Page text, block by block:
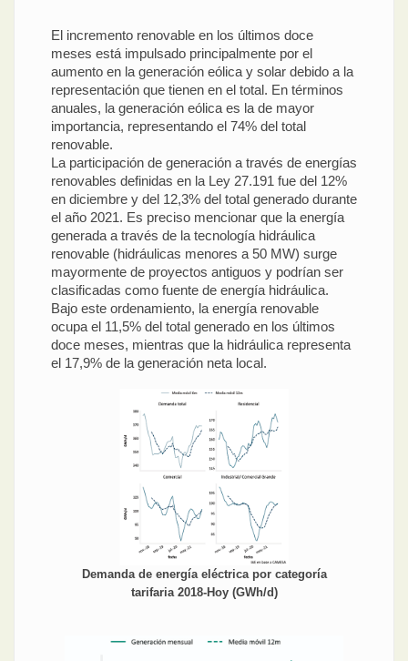
El incremento renovable en los últimos doce
meses está impulsado principalmente por el
aumento en la generación eólica y solar debido a la
representación que tienen en el total. En términos
anuales, la generación eólica es la de mayor
importancia, representando el 74% del total
renovable.
La participación de generación a través de energías
renovables definidas en la Ley 27.191 fue del 12%
en diciembre y del 12,3% del total generado durante
el año 2021. Es preciso mencionar que la energía
generada a través de la tecnología hidráulica
renovable (hidráulicas menores a 50 MW) surge
mayormente de proyectos antiguos y podrían ser
clasificadas como fuente de energía hidráulica.
Bajo este ordenamiento, la energía renovable
ocupa el 11,5% del total generado en los últimos
doce meses, mientras que la hidráulica representa
el 17,9% de la generación neta local.
Demanda de energía eléctrica por categoría
tarifaria 2018-Hoy (GWh/d)